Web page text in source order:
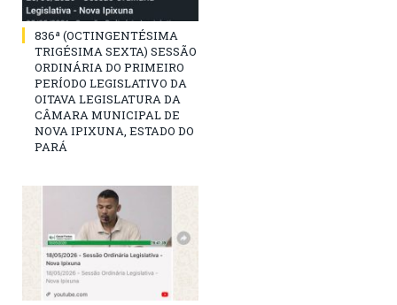
836ª (OCTINGENTÉSIMA
TRIGÉSIMA SEXTA) SESSÃO
ORDINÁRIA DO PRIMEIRO
PERÍODO LEGISLATIVO DA
OITAVA LEGISLATURA DA
CÂMARA MUNICIPAL DE
NOVA IPIXUNA, ESTADO DO
PARÁ